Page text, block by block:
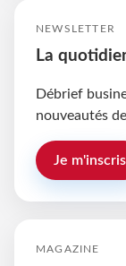
NEWSLETTER
La
Débrief
nouveautés
Je m'inscris
MAGAZINE